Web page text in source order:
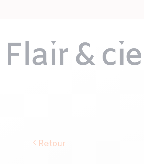
Retour